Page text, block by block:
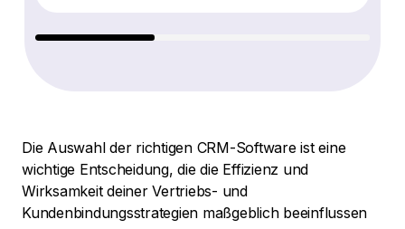
Die Auswahl der richtigen CRM-Software ist eine
wichtige Entscheidung, die die Effizienz und
Wirksamkeit deiner Vertriebs- und
Kundenbindungsstrategien maßgeblich beeinflussen